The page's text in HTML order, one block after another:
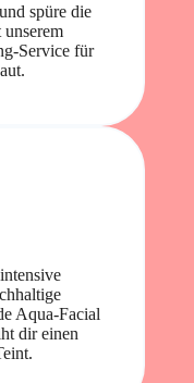
spüre die
Service für
Aqua-Facial
dir einen